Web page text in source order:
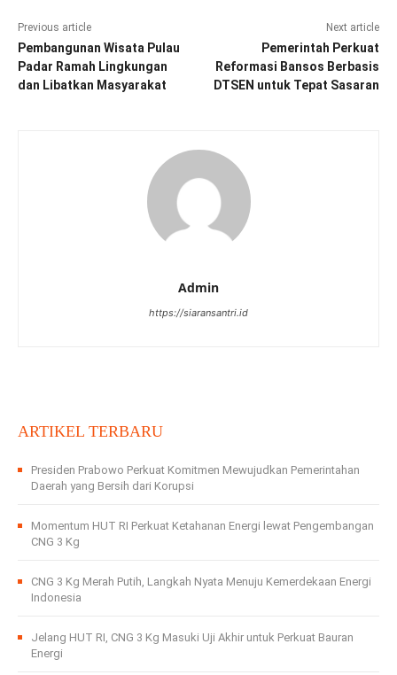
Previous article
Pembangunan Wisata Pulau
Padar Ramah Lingkungan
dan Libatkan Masyarakat
Next article
Pemerintah Perkuat
Reformasi Bansos Berbasis
DTSEN untuk Tepat Sasaran
Admin
https://siaransantri.id
ARTIKEL TERBARU
Presiden Prabowo Perkuat Komitmen Mewujudkan Pemerintahan
Daerah yang Bersih dari Korupsi
Momentum HUT RI Perkuat Ketahanan Energi lewat Pengembangan
CNG 3 Kg
CNG 3 Kg Merah Putih, Langkah Nyata Menuju Kemerdekaan Energi
Indonesia
Jelang HUT RI, CNG 3 Kg Masuki Uji Akhir untuk Perkuat Bauran
Energi